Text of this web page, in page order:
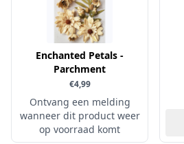
Simple and Basic
Enchanted Petals -
Parchment
€4,99
Ontvang een melding
wanneer dit product weer
op voorraad komt